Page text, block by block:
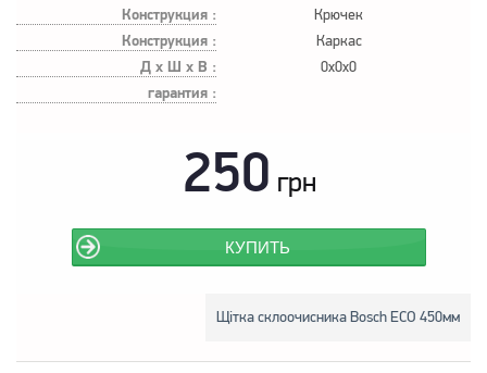
Конструкция : Крючек
Конструкция : Каркас
Д х Ш х В : 0x0x0
гарантия :
250 грн
КУПИТЬ
Щітка склоочисника Bosch ECO 450мм